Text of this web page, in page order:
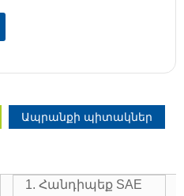
Ապրանքի պիտակներ
1. Հանդիպեք SAE